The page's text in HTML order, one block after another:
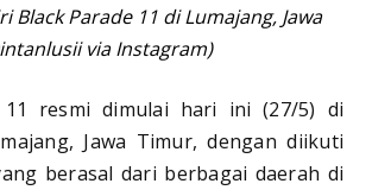
Black Parade 11 di Lumajang, Jawa
via Instagram)
11 resmi dimulai hari ini (27/5) di
Jawa Timur, dengan diikuti
berasal dari berbagai daerah di